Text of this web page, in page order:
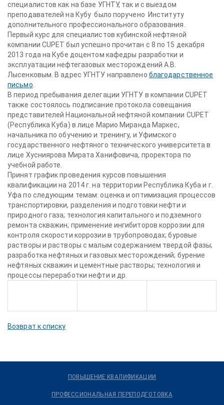
специалистов как на базе УГНТУ, так и с выездом
преподавателей на Кубу было поручено Институту
дополнительного профессионального образования.
Первый курс для специалистов кубинской нефтяной
компании CUPET был успешно прочитан с 8 по 15 декабря
2013 года на Кубе доцентом кафедры разработки и
эксплуатации нефтегазовых месторождений А.В.
Лысенковым. В адрес УГНТУ направлено благодарственное
письмо
В период пребывания делегации УГНТУ в компании CUPET
также состоялось подписание протокола совещания
представителей Национальной нефтяной компании CUPET
(Республика Куба) в лице Марио Миранда Маркес,
начальника по обучению и тренингу, и Уфимского
государственного нефтяного технического университета в
лице Хусниярова Мирата Ханифовича, проректора по
учебной работе.
Принят график проведения курсов повышения
квалификации на 2014 г. на территории Республика Куба и г.
Уфа по следующим темам: оценка и оптимизация процессов
транспортировки, разделения и подготовки нефти и
природного газа; технология капитального и подземного
ремонта скважин; применение ингибиторов коррозии для
контроля скорости коррозии в трубопроводах; буровые
растворы и растворы с малым содержанием твердой фазы;
разработка нефтяных и газовых месторождений; бурение
нефтяных скважин и цементные растворы; технология и
процессы переработки нефти и др.
Возврат к списку
ПОВЫШЕНИЕ КВАЛИФИКАЦИИ
ПРОФЕССИОНАЛЬНАЯ ПЕРЕПОДГОТОВКА